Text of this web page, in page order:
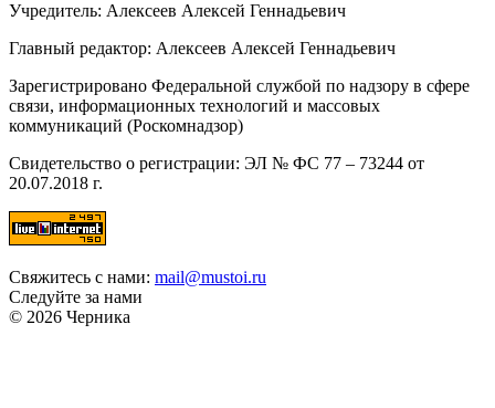
Учредитель: Алексеев Алексей Геннадьевич
Главный редактор: Алексеев Алексей Геннадьевич
Зарегистрировано Федеральной службой по надзору в сфере
связи, информационных технологий и массовых
коммуникаций (Роскомнадзор)
Свидетельство о регистрации: ЭЛ № ФС 77 – 73244 от
20.07.2018 г.
Свяжитесь с нами: mail@mustoi.ru
Следуйте за нами
© 2026 Черника